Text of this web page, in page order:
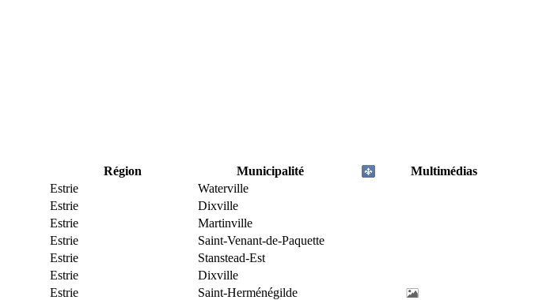
Région Municipalité
Multimédias
Estrie
Waterville
Estrie
Dixville
Estrie
Martinville
Estrie
Saint-Venant-de-Paquette
Estrie
Stanstead-Est
Estrie
Dixville
Estrie
Saint-Herménégilde